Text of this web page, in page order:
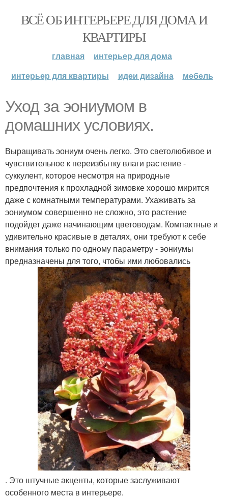
ВСЁ ОБ ИНТЕРЬЕРЕ ДЛЯ ДОМА И
КВАРТИРЫ
главная
интерьер для дома
интерьер для квартиры
идеи дизайна мебель
Уход за эониумом в
домашних условиях.
Выращивать эониум очень легко. Это светолюбивое и
чувствительное к переизбытку влаги растение -
суккулент, которое несмотря на природные
предпочтения к прохладной зимовке хорошо мирится
даже с комнатными температурами. Ухаживать за
эониумом совершенно не сложно, это растение
подойдет даже начинающим цветоводам. Компактные и
удивительно красивые в деталях, они требуют к себе
внимания только по одному параметру - эониумы
предназначены для того, чтобы ими любовались
. Это штучные акценты, которые заслуживают
особенного места в интерьере.